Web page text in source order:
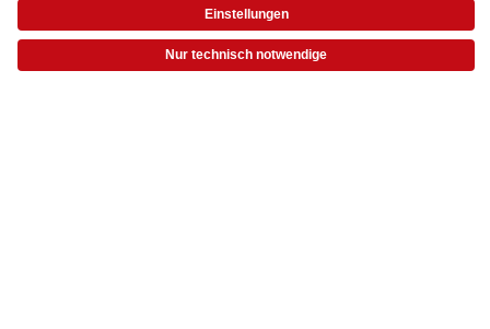
* Die UVP gelten inkl. MwSt. zzgl. Versandkosten (ggf. auch bei Filialabholung) gem.
Preisliste